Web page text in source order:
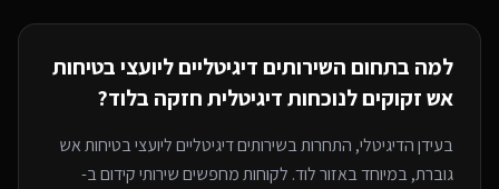
למה בתחום השירותים דיגיטליים ליועצי בטיחות
אשזקוקים לנוכחות דיגיטלית חזקה בלוד?
בעידן הדיגיטלי, התחרות בשירותים דיגיטליים ליועצי בטיחות אש
גוברת, במיוחדבאזור לוד. לקוחות מחפשים שירותיקידום ב-